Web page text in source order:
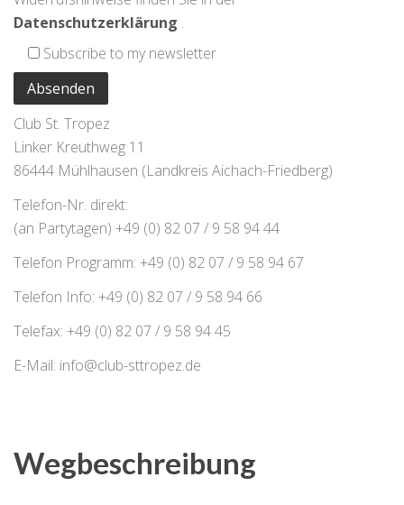
Datenschutzerklärung .
Subscribe to my newsletter
Club St. Tropez
Linker Kreuthweg 11
86444 Mühlhausen (Landkreis Aichach-Friedberg)
Telefon-Nr. direkt:
(an Partytagen) +49 (0) 82 07 / 9 58 94 44
Telefon Programm: +49 (0) 82 07 / 9 58 94 67
Telefon Info: +49 (0) 82 07 / 9 58 94 66
Telefax: +49 (0) 82 07 / 9 58 94 45
E-Mail: info@club-sttropez.de
Wegbeschreibung